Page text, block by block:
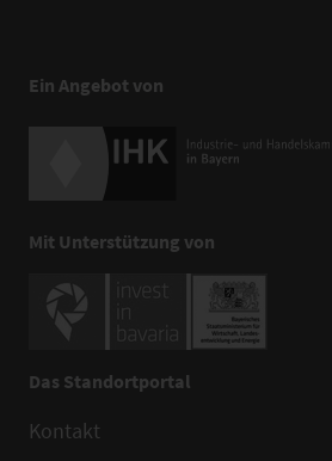
Ein Angebot von
Mit Unterstützung von
Das Standortportal
Kontakt